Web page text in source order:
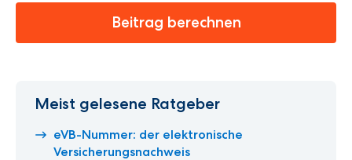
Beitrag berechnen
Meist gelesene Ratgeber
eVB-Nummer: der elektronische
Versicherungsnachweis